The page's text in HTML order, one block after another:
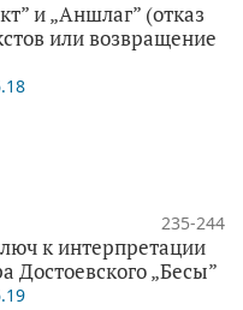
и „Аншлаг” (отказ
или возвращение
235-244
к интерпретации
Достоевского „Бесы”